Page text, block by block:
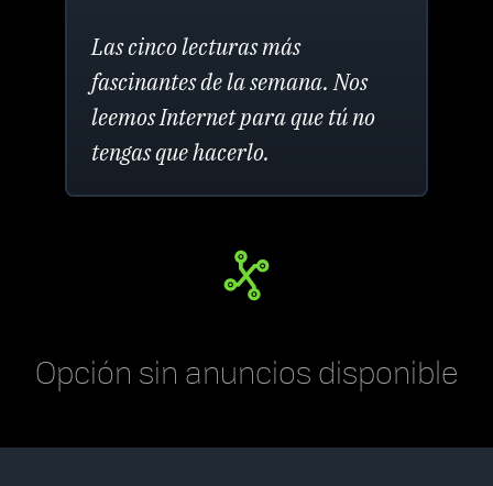
Las cinco lecturas más
fascinantes de la semana. Nos
leemos Internet para que tú no
tengas que hacerlo.
Opción sin anuncios disponible